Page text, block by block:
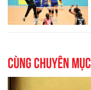
Cùng chuyên mục